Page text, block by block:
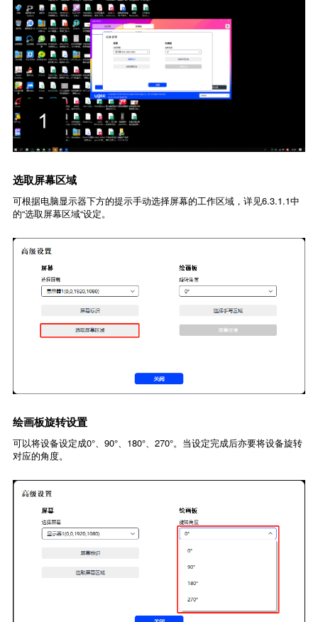
选取屏幕区域
可根据电脑显示器下方的提示手动选择屏幕的工作区域，详见6.3.1.1中
的“选取屏幕区域“设定。
绘画板旋转设置
可以将设备设定成0°、90°、180°、270°。当设定完成后亦要将设备旋转
对应的角度。